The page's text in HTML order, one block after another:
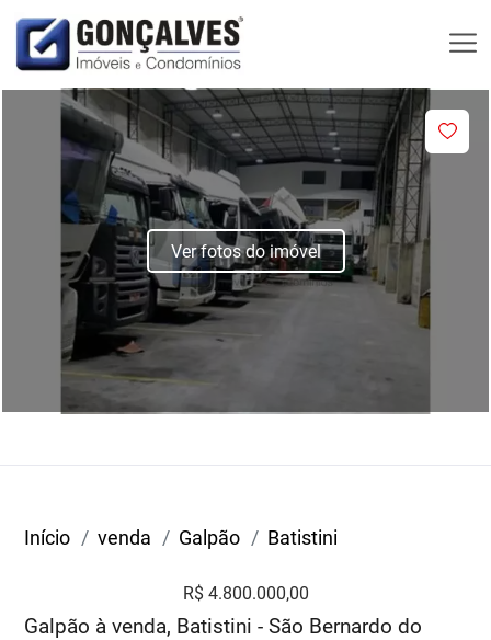
Ver fotos do imóvel
Início venda Galpão Batistini
R$ 4.800.000,00
Galpão à venda, Batistini - São Bernardo do